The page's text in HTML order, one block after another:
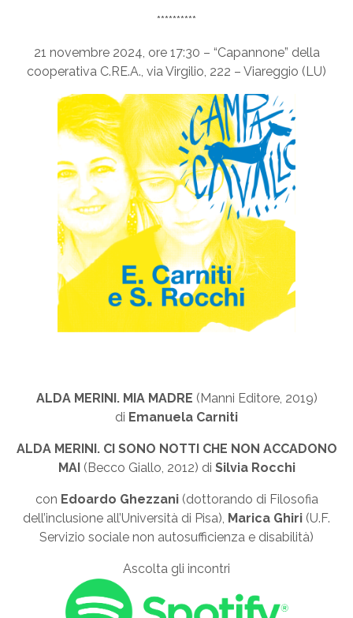
**********
21 novembre 2024, ore 17:30 – “Capannone” della
cooperativa C.RE.A., via Virgilio, 222 – Viareggio (LU)
ALDA MERINI. MIA MADRE (Manni Editore, 2019)
di Emanuela Carniti
ALDA MERINI. CI SONO NOTTI CHE NON ACCADONO
MAI (Becco Giallo, 2012) di Silvia Rocchi
con Edoardo Ghezzani (dottorando di Filosofia
dell’inclusione all’Università di Pisa), Marica Ghiri (U.F.
Servizio sociale non autosufficienza e disabilità)
Ascolta gli incontri